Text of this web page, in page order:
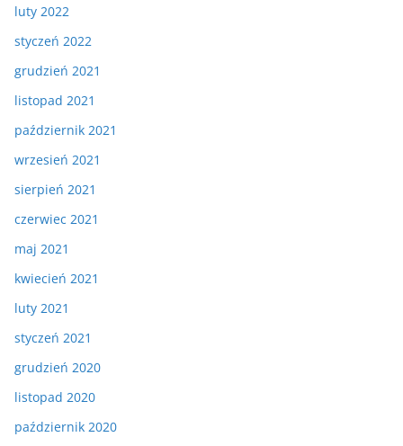
luty 2022
styczeń 2022
grudzień 2021
listopad 2021
październik 2021
wrzesień 2021
sierpień 2021
czerwiec 2021
maj 2021
kwiecień 2021
luty 2021
styczeń 2021
grudzień 2020
listopad 2020
październik 2020